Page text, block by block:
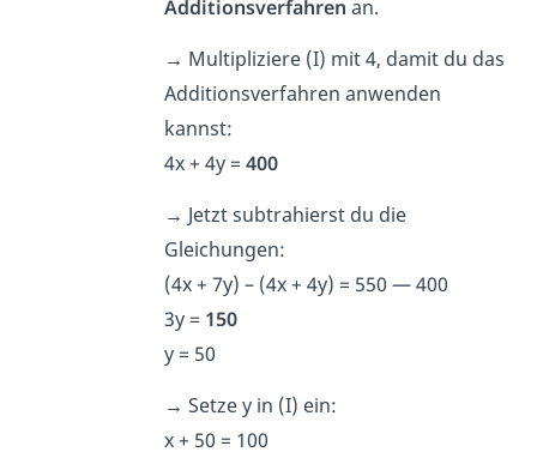
Additionsverfahren an.
→ Multipliziere (I) mit 4, damit du das
Additionsverfahren anwenden
kannst:
4x + 4y =400
→ Jetzt subtrahierst du die
Gleichungen:
(4x + 7y) – (4x + 4y) = 550 — 400
3y = 150
y = 50
→Setze y in (I) ein:
x + 50 = 100